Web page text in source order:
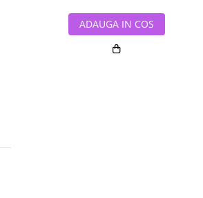
ADAUGA IN COS